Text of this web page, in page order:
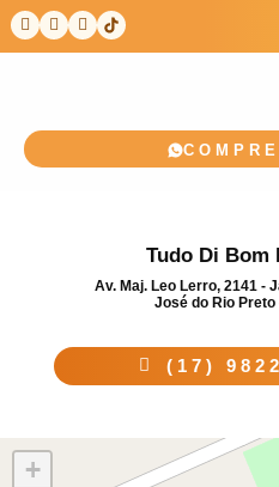
Tudo Di Bom
Av. Maj. Leo Lerro, 2141 -
José do Rio Preto
(17)
+